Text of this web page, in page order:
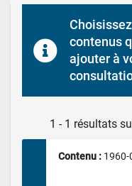
contenus
ajouter à
1 - 1 résultats
Contenu : 1960-